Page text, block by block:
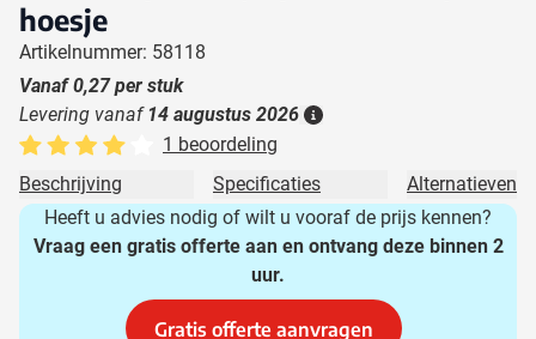
hoesje
Artikelnummer: 58118
Vanaf0,27per stuk
Levering vanaf 14 augustus 2026
1 beoordeling
Beschrijving
Specificaties
Alternatieven
Heeft u advies nodig of wilt u vooraf de prijs kennen?
Vraag een gratis offerte aan en ontvang deze binnen 2
uur.
Gratis offerte aanvragen